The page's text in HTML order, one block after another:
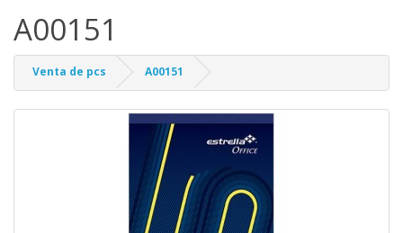
A00151
Venta de pcs A00151